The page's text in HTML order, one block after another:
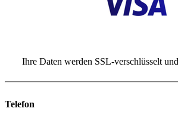
Ihre Daten werden SSL-verschlüsselt
Telefon